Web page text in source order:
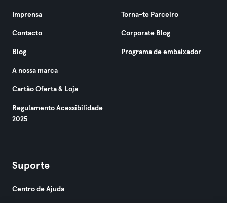
Imprensa
Contacto
Blog
A nossa marca
Cartão Oferta & Loja
Regulamento Acessibilidade
2025
Torna-te Parceiro
Corporate Blog
Programa de embaixador
Suporte
Centro de Ajuda